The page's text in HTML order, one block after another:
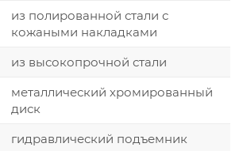
из полированной стали с
кожаными накладками
из высокопрочной стали
металлический хромированный
диск
гидравлический подъемник